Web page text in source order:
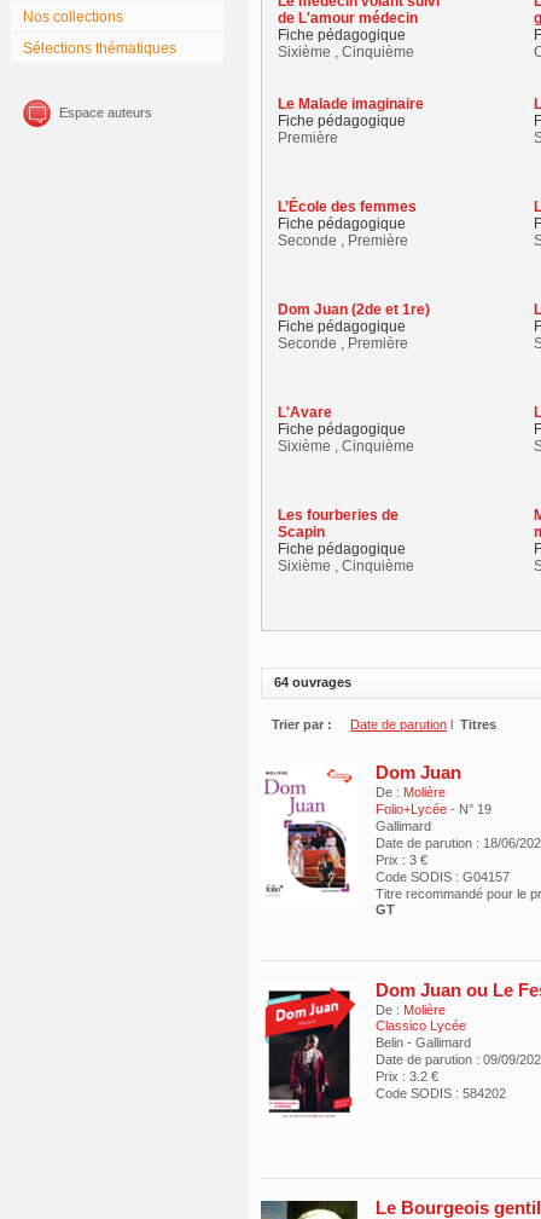
Nos collections
Sélections thématiques
Espace auteurs
de L'amour médecin
Fiche pédagogique
Sixième , Cinquième
Le Malade imaginaire
Fiche pédagogique
Première
L’École des femmes
Fiche pédagogique
Seconde , Première
Dom Juan (2de et 1re)
Fiche pédagogique
Seconde , Première
L'Avare
Fiche pédagogique
Sixième , Cinquième
Les fourberies de
Scapin
Fiche pédagogique
Sixième , Cinquième
64 ouvrages
Trier par : Date de parution l Titres
Dom Juan
De : Molière
Folio+Lycée - N° 19
Gallimard
Date de parution : 18/06/
Prix : 3 €
Code SODIS : G04157
Titre recommandé pour le
GT
Dom Juan ou Le
De : Molière
Classico Lycée
Belin - Gallimard
Date de parution : 09/09/
Prix : 3.2 €
Code SODIS : 584202
Le Bourgeois